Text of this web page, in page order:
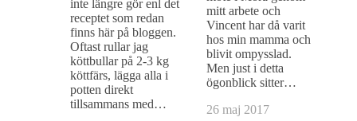
inte längre gör enl det
receptet som redan
finns här på bloggen.
Oftast rullar jag
köttbullar på 2-3 kg
köttfärs, lägga alla i
potten direkt
tillsammans med…
mitt arbete och
Vincent har då varit
hos min mamma och
blivit ompysslad.
Men just i detta
ögonblick sitter…
26 maj 2017